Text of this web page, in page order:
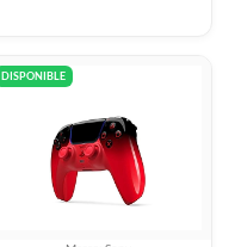
DISPONIBLE